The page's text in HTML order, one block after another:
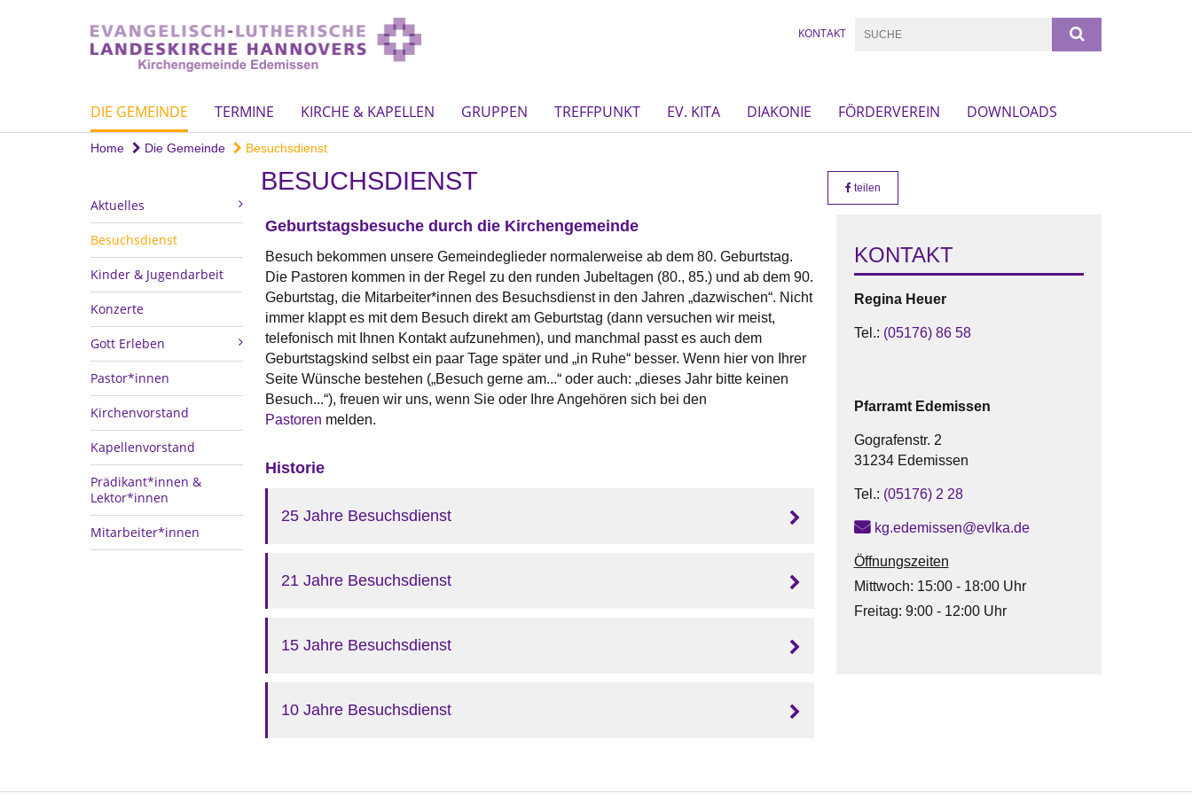
KONTAKT
DIE GEMEINDE TERMINE KIRCHE & KAPELLEN GRUPPEN TREFFPUNKT EV. KITA DIAKONIE FÖRDERVEREIN DOWNLOADS
Home Die Gemeinde Besuchsdienst
Aktuelles
Besuchsdienst
Kinder & Jugendarbeit
Konzerte
Gott Erleben
Pastor*innen
Kirchenvorstand
Kapellenvorstand
Prädikant*innen &
Lektor*innen
Mitarbeiter*innen
BESUCHSDIENST teilen
Geburtstagsbesuche durch die Kirchengemeinde
Besuch bekommen unsere Gemeindeglieder normalerweise ab dem 80. Geburtstag.
Die Pastoren kommen in der Regel zu den runden Jubeltagen (80., 85.) und ab dem 90.
Geburtstag, die Mitarbeiter*innen des Besuchsdienst in den Jahren „dazwischen“. Nicht
immer klappt es mit dem Besuch direkt am Geburtstag (dann versuchen wir meist,
telefonisch mit Ihnen Kontakt aufzunehmen), und manchmal passt es auch dem
Geburtstagskind selbst ein paar Tage später und „in Ruhe“ besser. Wenn hier von Ihrer
Seite Wünsche bestehen („Besuch gerne am...“ oder auch: „dieses Jahr bitte keinen
Besuch...“), freuen wir uns, wenn Sie oder Ihre Angehören sich bei den
Pastoren melden.
Historie
25 Jahre Besuchsdienst
21 Jahre Besuchsdienst
15 Jahre Besuchsdienst
10 Jahre Besuchsdienst
KONTAKT
Regina Heuer
Tel.: (05176) 86 58
Pfarramt Edemissen
Gografenstr. 2
31234 Edemissen
Tel.: (05176) 2 28
kg.edemissen@evlka.de
Öffnungszeiten
Mittwoch: 15:00 - 18:00 Uhr
Freitag: 9:00 - 12:00 Uhr